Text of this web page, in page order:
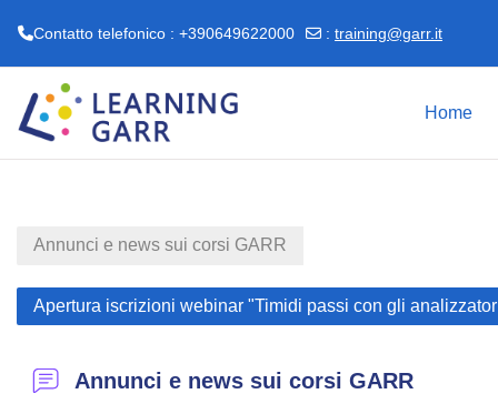
Contatto telefonico : +390649622000 : training@garr.it
Home
Annunci e news sui corsi GARR
Apertura iscrizioni webinar "Timidi passi con gli
Annunci e news sui corsi GARR